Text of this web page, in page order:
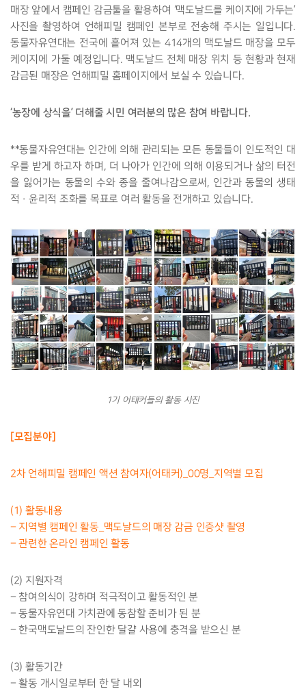
매장 앞에서 캠페인 감금툴을 활용하여 ‘맥도날드를 케이지에 가두는’
사진을 촬영하여 언해피밀 캠페인 본부로 전송해 주시는 일입니다.
동물자유연대는 전국에 흩어져 있는 414개의 맥도날드 매장을 모두
케이지에 가둘 예정입니다. 맥도날드 전체 매장 위치 등 현황과 현재
감금된 매장은 언해피밀 홈페이지에서 보실 수 있습니다.
‘농장에 상식을’ 더해줄 시민 여러분의 많은 참여 바랍니다.
**동물자유연대는 인간에 의해 관리되는 모든 동물들이 인도적인 대
우를 받게 하고자 하며, 더 나아가 인간에 의해 이용되거나 삶의 터전
을 잃어가는 동물의 수와 종을 줄여나감으로써, 인간과 동물의 생태
적 · 윤리적 조화를 목표로 여러 활동을 전개하고 있습니다.
1기 어태커들의 활동 사진
[모집분야]
2차 언해피밀 캠페인 액션 참여자(어태커)_00명_지역별 모집
(1) 활동내용
– 지역별 캠페인 활동_맥도날드의 매장 감금 인증샷 촬영
– 관련한 온라인 캠페인 활동
(2) 지원자격
– 참여의식이 강하며 적극적이고 활동적인 분
– 동물자유연대 가치관에 동참할 준비가 된 분
– 한국맥도날드의 잔인한 달걀 사용에 충격을 받으신 분
(3) 활동기간
– 활동 개시일로부터 한 달 내외